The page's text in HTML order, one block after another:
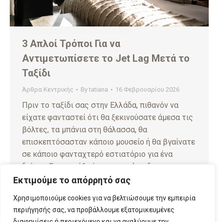
Εκτιμούμε το απόρρητό σας
Χρησιμοποιούμε cookies για να βελτιώσουμε την εμπειρία
περιήγησής σας, να προβάλλουμε εξατομικευμένες
3 Απλοί Τρόποι Για να
Αντιμετωπίσετε το Jet Lag Μετά το
Ταξίδι
Άρθρα Κεντρικής Bytatiana 16 Φεβρουαρίου 2026
Πριν το ταξίδι σας στην Ελλάδα, πιθανόν να
είχατε φανταστεί ότι θα ξεκινούσατε άμεσα τις
βόλτες, τα μπάνια στη θάλασσα, θα
επισκεπτόσασταν κάποιο μουσείο ή θα βγαίνατε
σε κάποιο φανταχτερό εστιατόριο για ένα
δείπνο. Στην πράξη όμως, το σώμα δεν
ακολουθεί πάντα τον ενθουσιασμό του
υπνηλία σε λάθος…